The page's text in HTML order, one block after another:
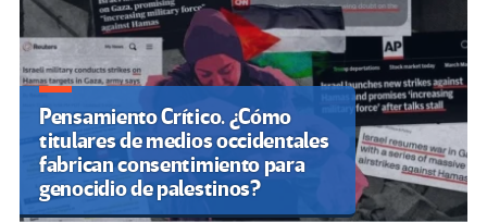
Pensamiento Crítico. ¿Cómo
titulares de medios occidentales
fabrican consentimiento para
genocidio de palestinos?